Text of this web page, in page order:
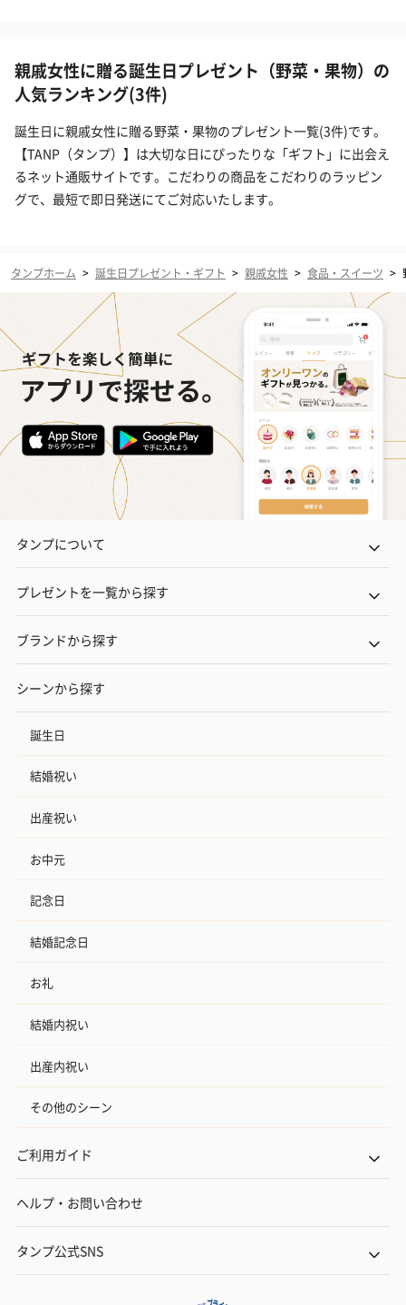
親戚女性に贈る誕生日プレゼント（野菜・果物）の
人気ランキング(3件)
誕生日に親戚女性に贈る野菜・果物のプレゼント一覧(3件)です。
【TANP（タンプ）】は大切な日にぴったりな「ギフト」に出会え
るネット通販サイトです。こだわりの商品をこだわりのラッピン
グで、最短で即日発送にてご対応いたします。
タンプホーム > 誕生日プレゼント・ギフト > 親戚女性 > 食品・スイーツ >
タンプについて
プレゼントを一覧から探す
ブランドから探す
シーンから探す
誕生日
結婚祝い
出産祝い
お中元
記念日
結婚記念日
お礼
結婚内祝い
出産内祝い
その他のシーン
ご利用ガイド
ヘルプ・お問い合わせ
タンプ公式SNS